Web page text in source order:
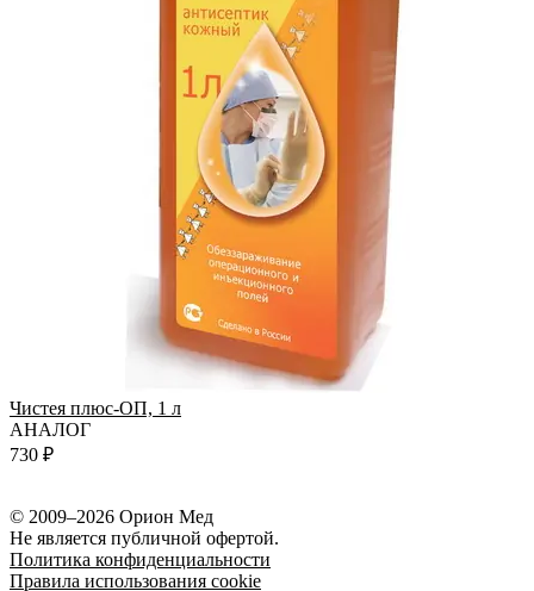
Чистея плюс-ОП, 1 л
АНАЛОГ
730 ₽
© 2009–2026 Орион Мед
Не является публичной офертой.
Политика конфиденциальности
Правила использования cookie